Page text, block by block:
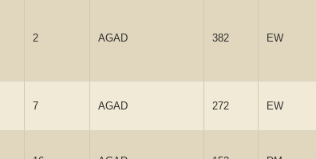
2 AGAD 382 EW
7 AGAD 272 EW